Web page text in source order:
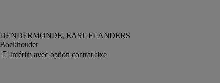
Boekhouder